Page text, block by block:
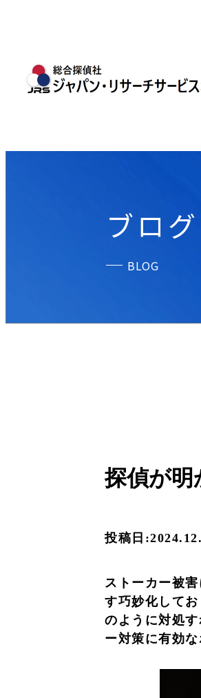
ブログ
BLOG
探偵が明
投稿日
ストーカー被
す巧妙化して
のように対処
ー対策に有効